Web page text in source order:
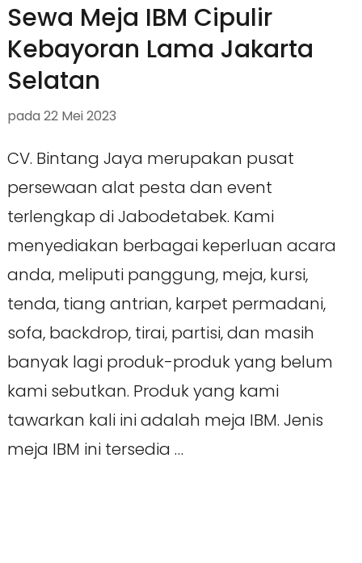
Sewa Meja IBM Cipulir
Kebayoran Lama Jakarta
Selatan
pada 22 Mei 2023
CV. Bintang Jaya merupakan pusat
persewaan alat pesta dan event
terlengkap di Jabodetabek. Kami
menyediakan berbagai keperluan acara
anda, meliputi panggung, meja, kursi,
tenda, tiang antrian, karpet permadani,
sofa, backdrop, tirai, partisi, dan masih
banyak lagi produk-produk yang belum
kami sebutkan. Produk yang kami
tawarkan kali ini adalah meja IBM. Jenis
meja IBM ini tersedia …